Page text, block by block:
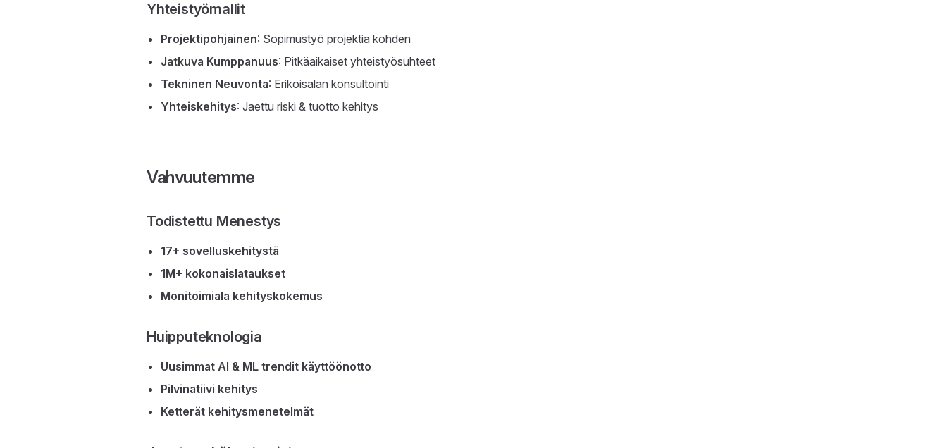
Yhteistyömallit
Projektipohjainen: Sopimustyö projektia kohden
Jatkuva Kumppanuus: Pitkäaikaiset yhteistyösuhteet
Tekninen Neuvonta: Erikoisalan konsultointi
Yhteiskehitys: Jaettu riski & tuotto kehitys
Vahvuutemme
Todistettu Menestys
17+ sovelluskehitystä
1M+ kokonaislataukset
Monitoimiala kehityskokemus
Huipputeknologia
Uusimmat AI & ML trendit käyttöönotto
Pilvinatiivi kehitys
Ketterät kehitysmenetelmät